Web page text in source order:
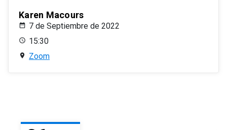
Karen Macours
7 de Septiembre de 2022
15:30
Zoom